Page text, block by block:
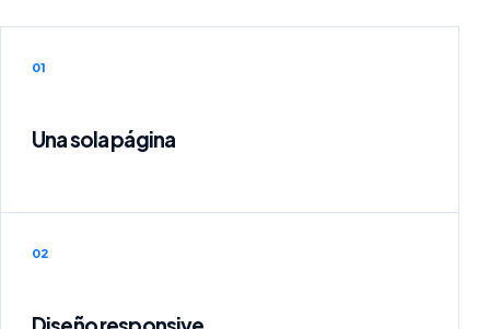
01
Una sola página
02